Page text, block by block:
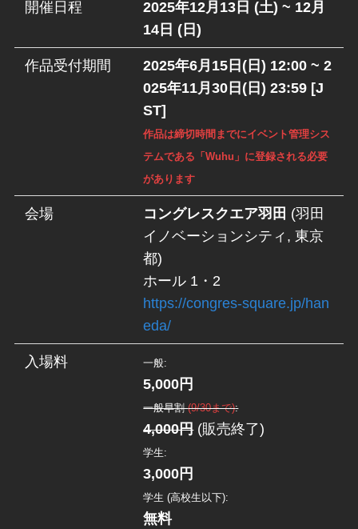
開催日程
2025年12月13日 (土) ~ 12月
14日 (日)
作品受付期間
2025年6月15日(日) 12:00 ~ 2
025年11月30日(日) 23:59 [J
ST]
作品は締切時間までにイベント管理シス
テムである「Wuhu」に登録される必要
があります
会場 コングレスクエア羽田 (羽田
イノベーションシティ, 東京
都)
ホール 1・2
https://congres-square.jp/han
eda/
入場料 一般:
5,000円
一般早割(9/30まで):
4,000円(販売終了)
学生:
3,000円
学生 (高校生以下):
無料